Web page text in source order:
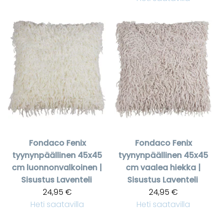
Fondaco Fenix
tyynynpäällinen 45x45
cm luonnonvalkoinen |
Sisustus Laventeli
24,95 €
Heti saatavilla
Fondaco Fenix
tyynynpäällinen 45x45
cm vaalea hiekka |
Sisustus Laventeli
24,95 €
Heti saatavilla